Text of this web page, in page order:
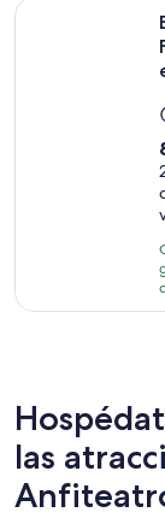
Excursión de 1
las